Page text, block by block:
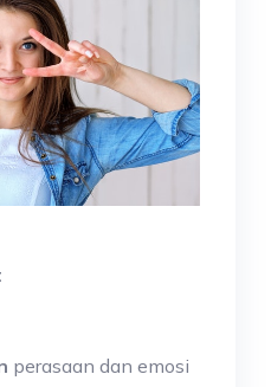
perasaan dan emosi